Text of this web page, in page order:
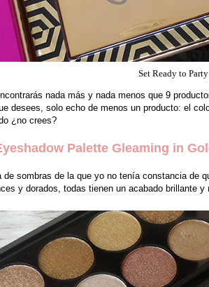
Set Ready to
nada más y nada menos que 9
desees, solo echo de menos un producto: el
¿no crees?
Palette Gleaming in
de sombras de la que yo no tenía constancia de
y dorados, todas tienen un acabado brillante y